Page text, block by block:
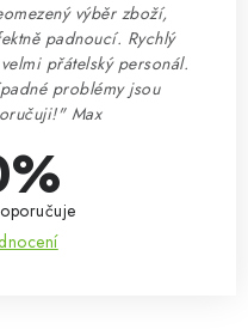
výběr zboží,
padnoucí. Rychlý
přátelský personál.
problémy jsou
Max